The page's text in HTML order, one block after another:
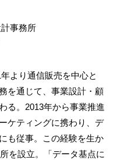
事務所
より通信販売を中心と
を通じて、事業設計・顧
る。2013年から事業推進
ケティングに携わり、デ
も従事。この経験を生か
を設立。「データ基点に